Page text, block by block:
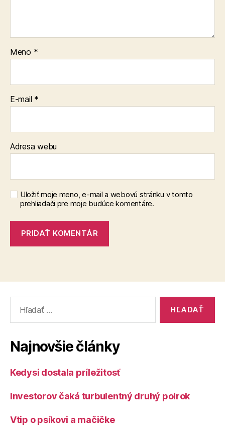
Meno *
E-mail *
Adresa webu
Uložiť moje meno, e-mail a webovú stránku v tomto
prehliadači pre moje budúce komentáre.
Najnovšie články
Kedysi dostala príležitosť
Investorov čaká turbulentný druhý polrok
Vtip o psíkovi a mačičke